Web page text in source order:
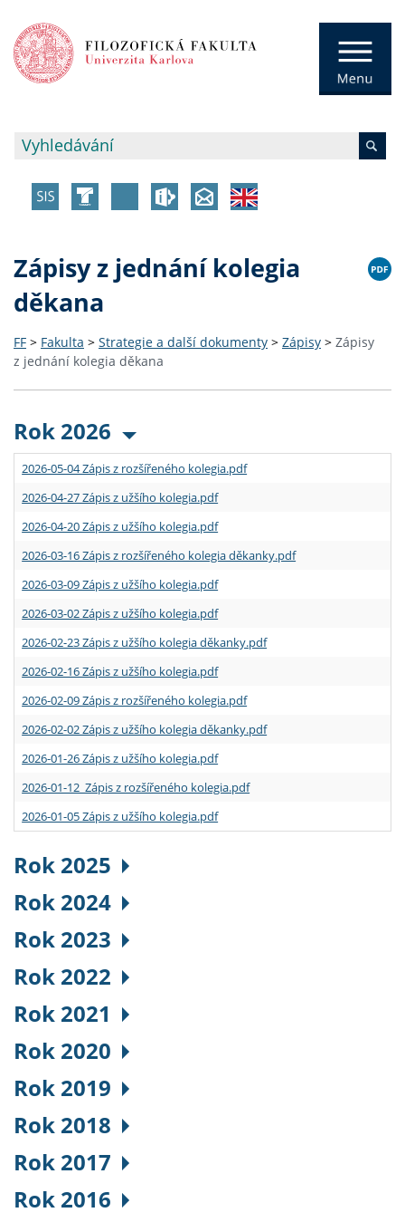
Zápisy z jednání kolegia
děkana
FF > Fakulta > Strategie a další dokumenty > Zápisy > Zápisy
z jednání kolegia děkana
Rok 2026
2026-05-04 Zápis z rozšířeného kolegia.pdf
2026-04-27 Zápis z užšího kolegia.pdf
2026-04-20 Zápis z užšího kolegia.pdf
2026-03-16 Zápis z rozšířeného kolegia děkanky.pdf
2026-03-09 Zápis z užšího kolegia.pdf
2026-03-02 Zápis z užšího kolegia.pdf
2026-02-23 Zápis z užšího kolegia děkanky.pdf
2026-02-16 Zápis z užšího kolegia.pdf
2026-02-09 Zápis z rozšířeného kolegia.pdf
2026-02-02 Zápis z užšího kolegia děkanky.pdf
2026-01-26 Zápis z užšího kolegia.pdf
2026-01-12 Zápis z rozšířeného kolegia.pdf
2026-01-05 Zápis z užšího kolegia.pdf
Rok 2025
Rok 2024
Rok 2023
Rok 2022
Rok 2021
Rok 2020
Rok 2019
Rok 2018
Rok 2017
Rok 2016